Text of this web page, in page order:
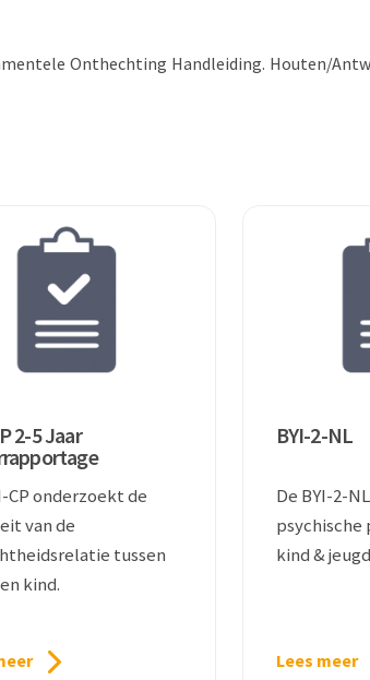
Onthechting Handleiding. Houten/
2-5 Jaar
CP onderzoekt de
van de
tussen
kind.
BYI-2-NL
De BYI-2-
kind &
Lees meer